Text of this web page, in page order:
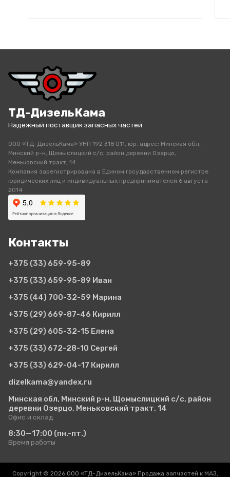
ТД-ДизельКама
Надежный поставщик запасных частей
ООО «ТД-ДизельКама» УНП 192 318 011, юр. адрес: Минская обл,
Минский р-н, Щомыслицкий с/с, район деревни Озерцо,
Меньковский тракт, 14
Компания зарегистрирована в Едином государственном регистре
юридических лиц и индивидуальных предпринимателей 6 августа
2014
Контакты
+375 (33) 659-95-89
+375 (33) 659-95-89 Иван
+375 (44) 700-32-59 Марина
+375 (29) 669-87-46 Кирилл
+375 (29) 605-32-15 Елена
+375 (33) 672-28-10 Сергей
+375 (33) 629-04-17 Кирилл
dizelkama@yandex.ru
Минская обл, Минский р-н, Щомыслицкий с/с, район
деревни Озерцо, Меньковский тракт, 14
Офис и склад
8:30—17:00 (пн.-пт.)
Время работы
Copyright © 2026 ООО «ТД-ДизельКама» Продажа запчастей к МАЗ,